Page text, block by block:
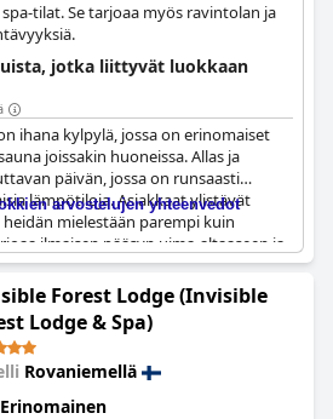
tilat. Se tarjoaa myös ravintolan ja
jotka liittyvät luokkaan
ihana kylpylä, jossa on erinomaiset
joissakin huoneissa. Allas ja
päivän, jossa on runsaasti
lämpötiloja. Asiakkaat ylistävät
mielestään parempi kuin
ilmaisen pääsyn uima-altaaseen ja
sekä erinomaisen mahdollisuuden
vastaan. Asiakkaat voivat nauttia
ja muista mukavuuksista lähistöllä.
merkittävä bonus tässä
näyttävät nauttivan
arvostelujen yhteenvedot
Forest Lodge (Invisible
Lodge & Spa)
Rovaniemellä
Erinomainen